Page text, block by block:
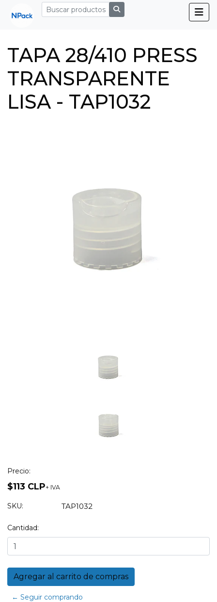
TAPA 28/410 PRESS
TRANSPARENTE
LISA - TAP1032
Precio:
$113 CLP+ IVA
SKU: TAP1032
Cantidad:
← Seguir comprando